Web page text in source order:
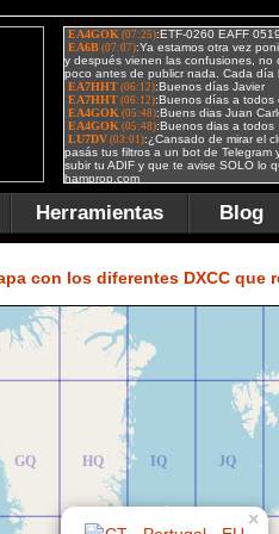
Herramientas Blog
con los diferentes DXCC que
GQ
GR
HQ
HR
IQ
IR
JQ
JR
×